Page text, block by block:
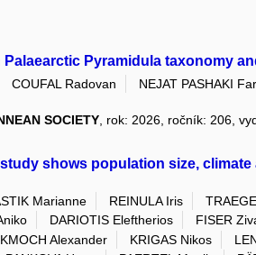
Pyramidula taxonomy
COUFAL Radovan NEJAT PASHAKI
SOCIETY , rok: 2026, ročník: 206,
shows population size,
Marianne REINULA Iris
DARIOTIS Eleftherios FISER
KMOCH Alexander KRIGAS Nikos